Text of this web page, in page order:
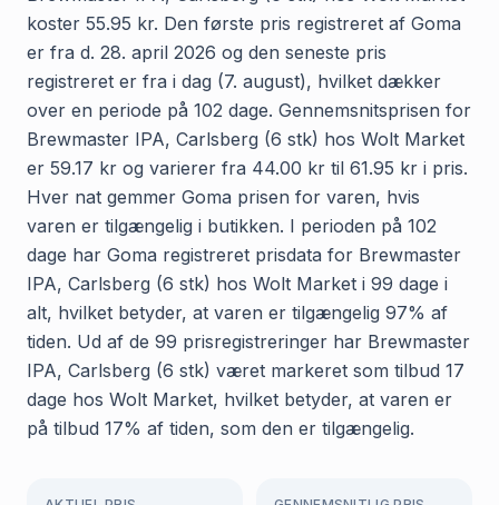
koster 55.95 kr. Den første pris registreret af Goma
er fra d. 28. april 2026 og den seneste pris
registreret er fra i dag (7. august), hvilket dækker
over en periode på 102 dage. Gennemsnitsprisen for
Brewmaster IPA, Carlsberg (6 stk) hos Wolt Market
er 59.17 kr og varierer fra 44.00 kr til 61.95 kr i pris.
Hver nat gemmer Goma prisen for varen, hvis
varen er tilgængelig i butikken. I perioden på 102
dage har Goma registreret prisdata for Brewmaster
IPA, Carlsberg (6 stk) hos Wolt Market i 99 dage i
alt, hvilket betyder, at varen er tilgængelig 97% af
tiden. Ud af de 99 prisregistreringer har Brewmaster
IPA, Carlsberg (6 stk) været markeret som tilbud 17
dage hos Wolt Market, hvilket betyder, at varen er
på tilbud 17% af tiden, som den er tilgængelig.